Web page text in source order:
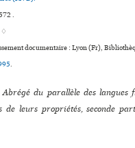
.
♢
documentaire : Lyon (Fr),
.
Abrégé du parallèle des langues
leurs propriétés, seconde